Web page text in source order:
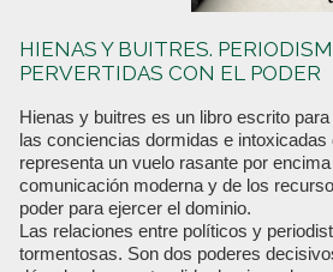
HIENAS Y BUITRES.
PERVERTIDAS CON EL PODER
Hienas y buitres es un libro escrito
las conciencias dormidas e intoxicadas
representa un vuelo rasante por
comunicación moderna y de los
poder para ejercer el dominio.
Las relaciones entre políticos y
tormentosas. Son dos poderes